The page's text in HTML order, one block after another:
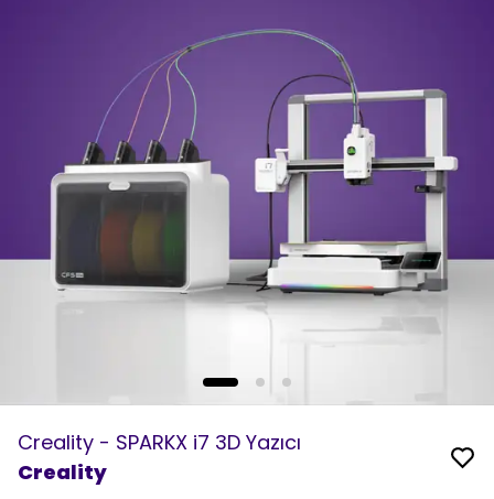
Creality - SPARKX i7 3D Yazıcı
Creality